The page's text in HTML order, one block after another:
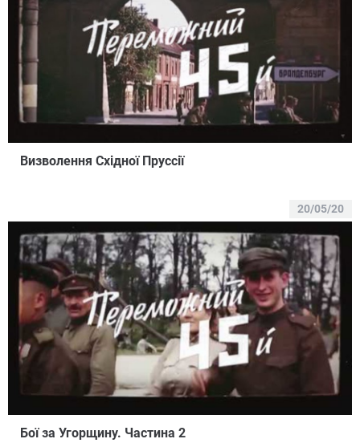
Визволення Східної Пруссії
20/05/20
Бої за Угорщину. Частина 2